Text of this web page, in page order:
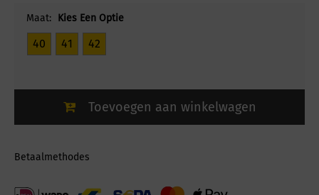
Maat: Kies Een Optie
40 41 42
Toevoegen aan winkelwagen
Betaalmethodes